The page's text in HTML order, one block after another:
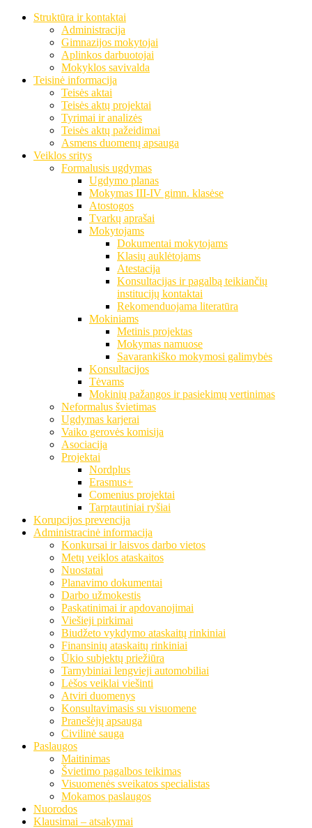
Struktūra ir kontaktai
Administracija
Gimnazijos mokytojai
Aplinkos darbuotojai
Mokyklos savivalda
Teisinė informacija
Teisės aktai
Teisės aktų projektai
Tyrimai ir analizės
Teisės aktų pažeidimai
Asmens duomenų apsauga
Veiklos sritys
Formalusis ugdymas
Ugdymo planas
Mokymas III-IV gimn. klasėse
Atostogos
Tvarkų aprašai
Mokytojams
Dokumentai mokytojams
Klasių auklėtojams
Atestacija
Konsultacijas ir pagalbą teikiančių
institucijų kontaktai
Rekomenduojama literatūra
Mokiniams
Metinis projektas
Mokymas namuose
Savarankiško mokymosi galimybės
Konsultacijos
Tėvams
Mokinių pažangos ir pasiekimų vertinimas
Neformalus švietimas
Ugdymas karjerai
Vaiko gerovės komisija
Asociacija
Projektai
Nordplus
Erasmus+
Comenius projektai
Tarptautiniai ryšiai
Korupcijos prevencija
Administracinė informacija
Konkursai ir laisvos darbo vietos
Metų veiklos ataskaitos
Nuostatai
Planavimo dokumentai
Darbo užmokestis
Paskatinimai ir apdovanojimai
Viešieji pirkimai
Biudžeto vykdymo ataskaitų rinkiniai
Finansinių ataskaitų rinkiniai
Ūkio subjektų priežiūra
Tarnybiniai lengvieji automobiliai
Lėšos veiklai viešinti
Atviri duomenys
Konsultavimasis su visuomene
Pranešėjų apsauga
Civilinė sauga
Paslaugos
Maitinimas
Švietimo pagalbos teikimas
Visuomenės sveikatos specialistas
Mokamos paslaugos
Nuorodos
Klausimai – atsakymai